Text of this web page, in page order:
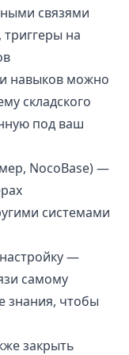
связями
на
навыков можно
складского
под ваш
NocoBase) —
системами
—
самому
знания, чтобы
закрыть